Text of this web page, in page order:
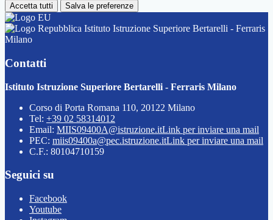
Accetta tutti Salva le preferenze
Istituto Istruzione Superiore Bertarelli - Ferraris
Milano
Contatti
Istituto Istruzione Superiore Bertarelli - Ferraris Milano
Corso di Porta Romana 110, 20122 Milano
Tel: +39 02 58314012
Email: MIIS09400A@istruzione.itLink per inviare una mail
PEC: miis09400a@pec.istruzione.itLink per inviare una mail
C.F.: 80104710159
Seguici su
Facebook
Youtube